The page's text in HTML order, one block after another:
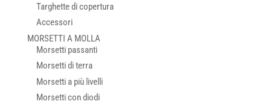
Targhette di copertura
Accessori
MORSETTI A MOLLA
Morsetti passanti
Morsetti di terra
Morsetti a più livelli
Morsetti con diodi